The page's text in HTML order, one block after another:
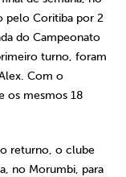
pelo Coritiba por 2
do Campeonato
turno, foram
Com o
os mesmos 18
returno, o clube
no Morumbi, para